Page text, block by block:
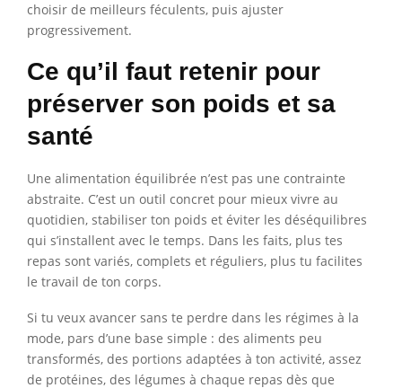
choisir de meilleurs féculents, puis ajuster
progressivement.
Ce qu’il faut retenir pour
préserver son poids et sa
santé
Une alimentation équilibrée n’est pas une contrainte
abstraite. C’est un outil concret pour mieux vivre au
quotidien, stabiliser ton poids et éviter les déséquilibres
qui s’installent avec le temps. Dans les faits, plus tes
repas sont variés, complets et réguliers, plus tu facilites
le travail de ton corps.
Si tu veux avancer sans te perdre dans les régimes à la
mode, pars d’une base simple : des aliments peu
transformés, des portions adaptées à ton activité, assez
de protéines, des légumes à chaque repas dès que